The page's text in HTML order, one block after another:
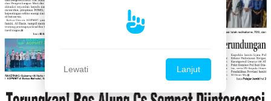
Lewati Lanjut